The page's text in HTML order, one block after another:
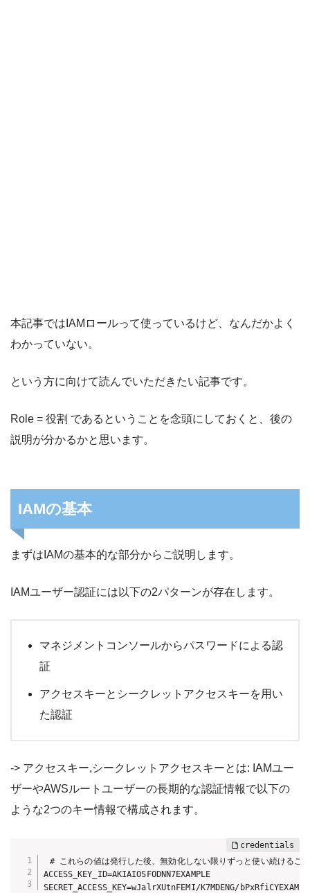
本記事ではIAMロールって使っているけど、なんだかよく
わかっていない。
という方に向けて読んでいただきたい記事です。
Role = 役割 であるということを念頭にしておくと、後の
説明が分かるかと思います。
IAMの基本
まずはIAMの基本的な部分からご説明します。
IAMユーザー認証には以下の2パターンが存在します。
マネジメントコンソールからパスワードによる認
証
アクセスキーとシークレットアクセスキーを用い
た認証
-> アクセスキー,シークレットアクセスキーとは: IAMユー
ザーやAWSルートユーザーの長期的な認証情報で以下の
ような2つのキー情報で構成されます。
# これらの値は発行した後、無効化しない限りずっと使い続けるこ
ACCESS_KEY_ID=AKIAIOSFODNN7EXAMPLE
SECRET_ACCESS_KEY=wJalrXUtnFEMI/K7MDENG/